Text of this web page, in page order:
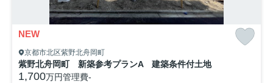
NEW
京都市北区紫野北舟岡町
紫野北舟岡町 新築参考プランA 建築条件付土地
1,700万円管理費-